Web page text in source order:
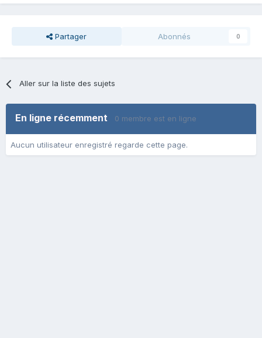
Partager Abonnés 0
Aller sur la liste des sujets
En ligne récemment 0 membre est en ligne
Aucun utilisateur enregistré regarde cette page.